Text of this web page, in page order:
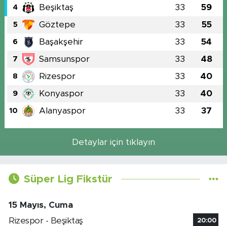
4 Beşiktaş 33 59
5 Göztepe 33 55
6 Başakşehir 33 54
7 Samsunspor 33 48
8 Rizespor 33 40
9 Konyaspor 33 40
10 Alanyaspor 33 37
Detaylar için tıklayın
Süper Lig Fikstür
15 Mayıs, Cuma
Rizespor - Beşiktaş
20:00